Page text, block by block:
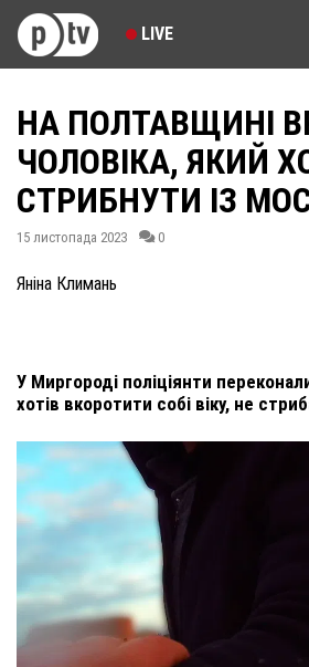
LIVE
НА ПОЛТАВЩИНІ
ЧОЛОВІКА, ЯКИЙ
СТРИБНУТИ ІЗ
15 листопада 2023 0
Яніна Климань
У Миргороді поліціянти
хотів вкоротити собі віку, не